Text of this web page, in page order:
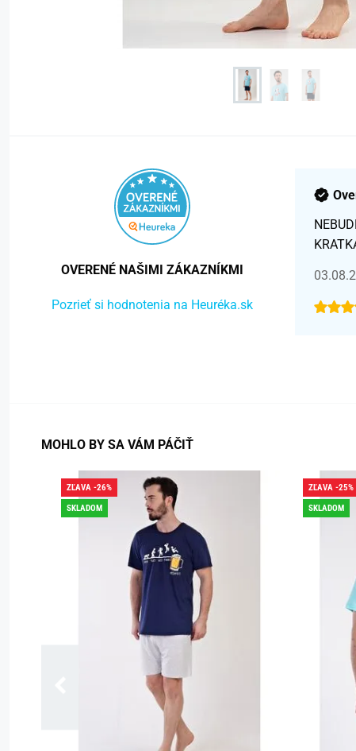
OVERENÉ NAŠIMI ZÁKAZNÍKMI
Pozrieť si hodnotenia na Heuréka.sk
MOHLO BY SA VÁM PÁČIŤ
ZĽAVA -26%
SKLADOM
ZĽAVA -25%
SKLADOM